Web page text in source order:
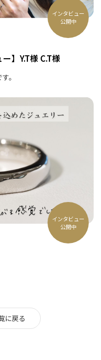
インタビュー
公開中
】Y.T様 C.T様
。
インタビュー
公開中
に戻る